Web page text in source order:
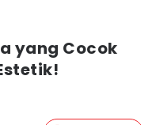
yang Cocok